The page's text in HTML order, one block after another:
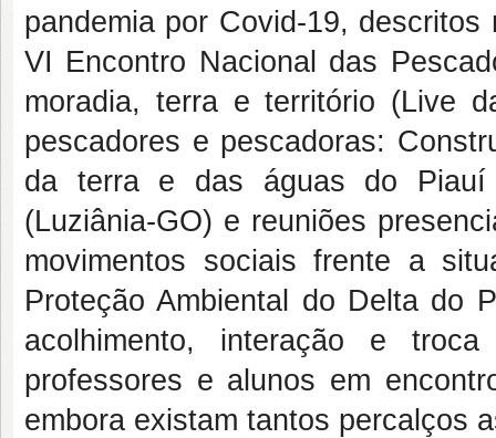
pandemia por Covid-19,
VI Encontro Nacional das
moradia, terra e território (Live
pescadores e pescadoras:
da terra e das águas do Piauí
(Luziânia-GO) e reuniões
movimentos sociais frente a
Proteção Ambiental do Delta do
acolhimento, interação e
professores e alunos em
embora existam tantos percalços